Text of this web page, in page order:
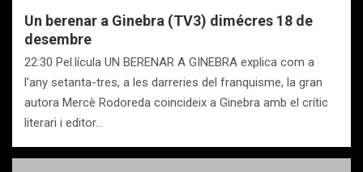
Un berenar a Ginebra (TV3) dimécres 18 de
desembre
22:30 Pel.lícula UN BERENAR A GINEBRA explica com a
l’any setanta-tres, a les darreries del franquisme, la gran
autora Mercè Rodoreda coincideix a Ginebra amb el crític
literari i editor…